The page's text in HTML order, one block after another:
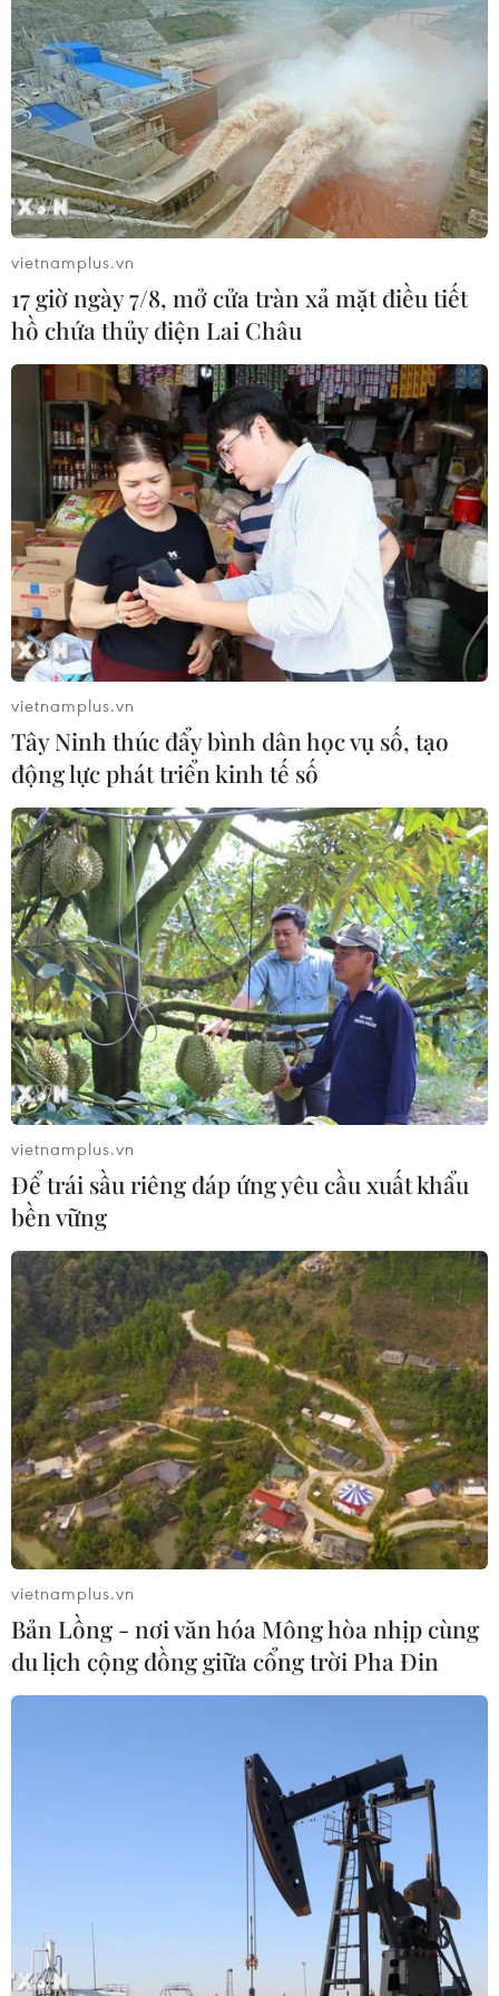
TIN CÙNG CHUYÊN MỤC
Mỹ can thiệp khẩn cấp, ngăn
vietnamplus.vn
17 giờ ngày 7/8, mở cửa tràn xả mặt điều tiết
hồ chứa thủy điện Lai Châu
vietnamplus.vn
Tây Ninh thúc đẩy bình dân học vụ số, tạo
động lực phát triển kinh tế số
vietnamplus.vn
Để trái sầu riêng đáp ứng yêu cầu xuất khẩu
bền vững
vietnamplus.vn
Bản Lồng - nơi văn hóa Mông hòa nhịp cùng
du lịch cộng đồng giữa cổng trời Pha Đin